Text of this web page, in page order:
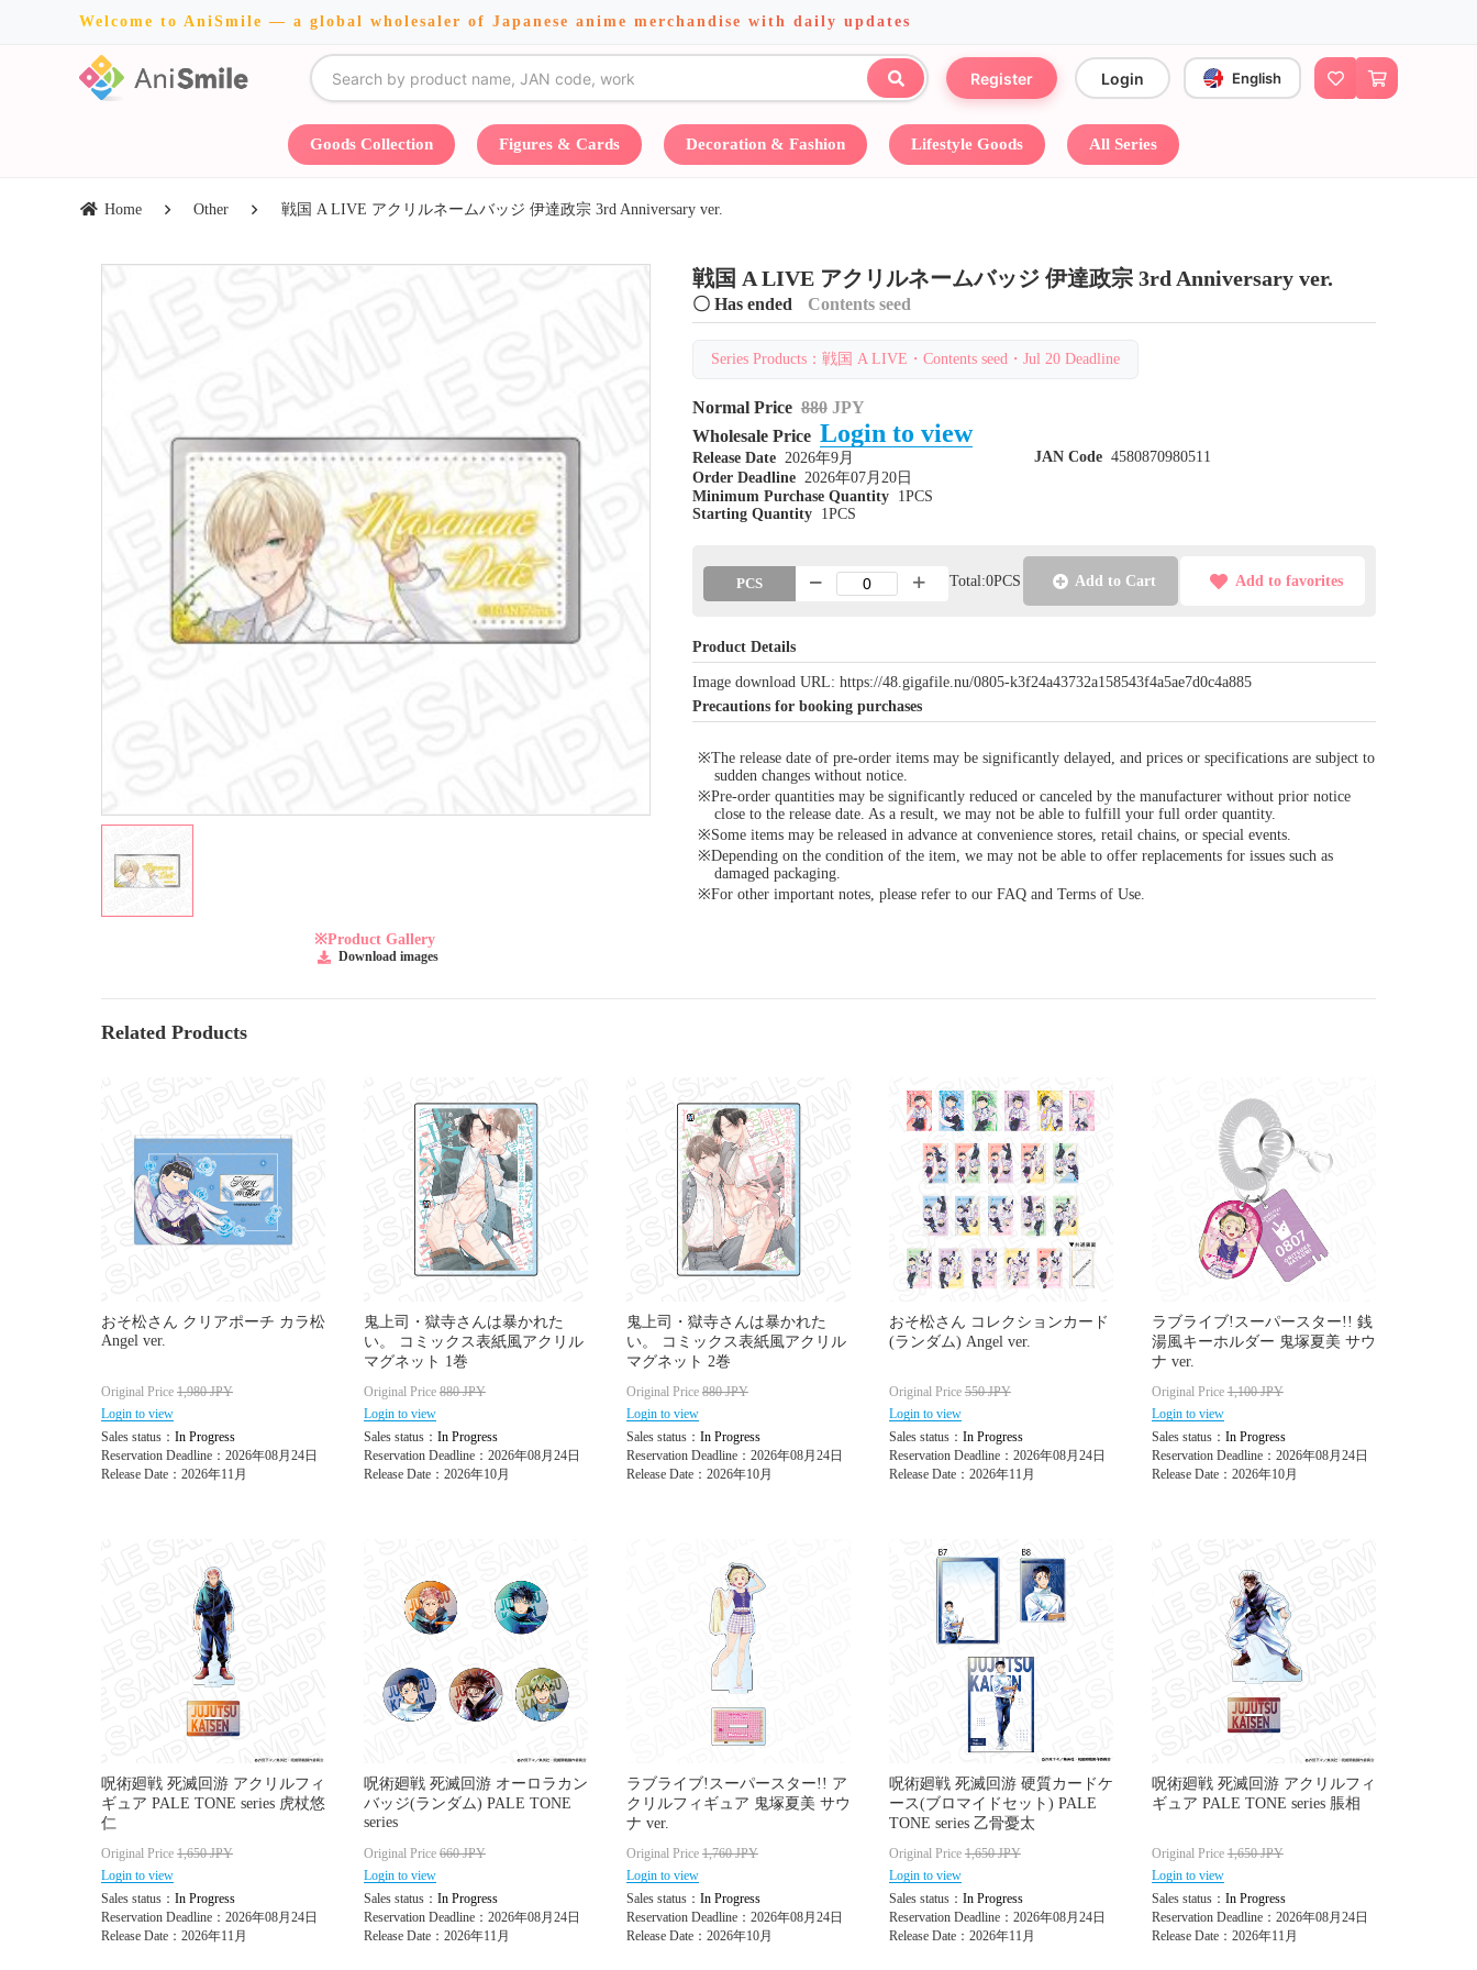
Welcome to AniSmile — a global wholesaler of Japanese anime merchandise with daily updates
Register Login English
Goods Collection Figures & Cards Decoration & Fashion Lifestyle Goods All Series
Home Other 戦国 A LIVE アクリルネームバッジ 伊達政宗 3rd Anniversary ver.
※Product Gallery
Download images
戦国 A LIVE アクリルネームバッジ 伊達政宗 3rd Anniversary ver.
〇 Has ended Contents seed
Series Products：戦国 A LIVE・Contents seed・Jul 20 Deadline
Normal Price 880 JPY
Wholesale Price Login to view
Release Date 2026年9月
Order Deadline 2026年07月20日
Minimum Purchase Quantity
1PCS
Starting Quantity
1PCS
JAN Code 4580870980511
PCS Total:0PCS Add to Cart Add to favorites
Product Details
Image download URL: https://48.gigafile.nu/0805-k3f24a43732a158543f4a5ae7d0c4a885
Precautions for booking purchases
※The release date of pre-order items may be significantly delayed, and prices or specifications are subject to
sudden changes without notice.
※Pre-order quantities may be significantly reduced or canceled by the manufacturer without prior notice
close to the release date. As a result, we may not be able to fulfill your full order quantity.
※Some items may be released in advance at convenience stores, retail chains, or special events.
※Depending on the condition of the item, we may not be able to offer replacements for issues such as
damaged packaging.
※For other important notes, please refer to our FAQ and Terms of Use.
Related Products
おそ松さん クリアポーチ カラ松
Angel ver.
Original Price 1,980JPY
Login to view
Sales status： In Progress
Reservation Deadline：2026年08月24日
Release Date：2026年11月
鬼上司・獄寺さんは暴かれた
い。 コミックス表紙風アクリル
マグネット 1巻
Original Price 880JPY
Login to view
Sales status： In Progress
Reservation Deadline：2026年08月24日
Release Date：2026年10月
鬼上司・獄寺さんは暴かれた
い。 コミックス表紙風アクリル
マグネット 2巻
Original Price 880JPY
Login to view
Sales status： In Progress
Reservation Deadline：2026年08月24日
Release Date：2026年10月
おそ松さん コレクションカード
(ランダム) Angel ver.
Original Price 550JPY
Login to view
Sales status： In Progress
Reservation Deadline：2026年08月24日
Release Date：2026年11月
ラブライブ!スーパースター!! 銭
湯風キーホルダー 鬼塚夏美 サウ
ナ ver.
Original Price 1,100JPY
Login to view
Sales status： In Progress
Reservation Deadline：2026年08月24日
Release Date：2026年10月
呪術廻戦 死滅回游 アクリルフィ
ギュア PALE TONE series 虎杖悠
仁
Original Price 1,650JPY
Login to view
Sales status： In Progress
Reservation Deadline：2026年08月24日
Release Date：2026年11月
呪術廻戦 死滅回游 オーロラカン
バッジ(ランダム) PALE TONE
series
Original Price 660JPY
Login to view
Sales status： In Progress
Reservation Deadline：2026年08月24日
Release Date：2026年11月
ラブライブ!スーパースター!! ア
クリルフィギュア 鬼塚夏美 サウ
ナ ver.
Original Price 1,760JPY
Login to view
Sales status： In Progress
Reservation Deadline：2026年08月24日
Release Date：2026年10月
呪術廻戦 死滅回游 硬質カードケ
ース(ブロマイドセット) PALE
TONE series 乙骨憂太
Original Price 1,650JPY
Login to view
Sales status： In Progress
Reservation Deadline：2026年08月24日
Release Date：2026年11月
呪術廻戦 死滅回游 アクリルフィ
ギュア PALE TONE series 脹相
Original Price 1,650JPY
Login to view
Sales status： In Progress
Reservation Deadline：2026年08月24日
Release Date：2026年11月